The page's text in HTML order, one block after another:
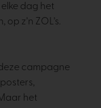
dag het
z’n ZOL’s.
campagne
het